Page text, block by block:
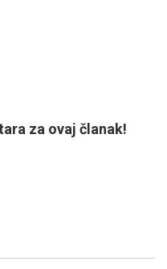
za ovaj članak!